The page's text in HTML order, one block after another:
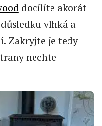
docílíte akorát
vlhká a
Zakryjte je tedy
nechte